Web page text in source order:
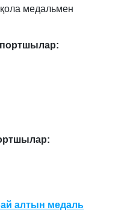
қола медальмен
алтын медаль